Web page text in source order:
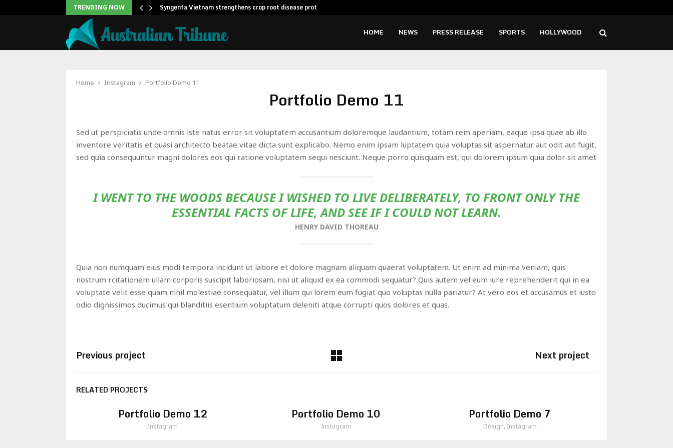
TRENDING NOW
Self-Audit to… Syngenta Vietnam strengthens crop root disease protection…
HOME NEWS PRESS RELEASE SPORTS HOLLYWOOD
Home Instagram Portfolio Demo 11
Portfolio Demo 11
Sed ut perspiciatis unde omnis iste natus error sit voluptatem accusantium doloremque laudantium, totam rem aperiam, eaque ipsa quae ab illo
inventore veritatis et quasi architecto beatae vitae dicta sunt explicabo. Nemo enim ipsam luptatem quia voluptas sit aspernatur aut odit aut fugit,
sed quia consequuntur magni dolores eos qui ratione voluptatem sequi nesciunt. Neque porro quisquam est, qui dolorem ipsum quia dolor sit amet
I WENT TO THE WOODS BECAUSE I WISHED TO LIVE DELIBERATELY, TO FRONT ONLY THE
ESSENTIAL FACTS OF LIFE, AND SEE IF I COULD NOT LEARN.
HENRY DAVID THOREAU
Quia non numquam eius modi tempora incidunt ut labore et dolore magnam aliquam quaerat voluptatem. Ut enim ad minima veniam, quis
nostrum rcitationem ullam corporis suscipit laboriosam, nisi ut aliquid ex ea commodi sequatur? Quis autem vel eum iure reprehenderit qui in ea
voluptate velit esse quam nihil molestiae consequatur, vel illum qui lorem eum fugiat quo voluptas nulla pariatur? At vero eos et accusamus et iusto
odio dignissimos ducimus qui blanditiis esentium voluptatum deleniti atque corrupti quos dolores et quas.
Previous project Next project
RELATED PROJECTS
Portfolio Demo 12
Instagram
Portfolio Demo 10
Instagram
Portfolio Demo 7
Design, Instagram